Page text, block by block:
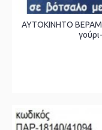
ΑΥΤΟΚΙΝΗΤΟ